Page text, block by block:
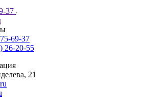
37
69-37
26-20-55
21